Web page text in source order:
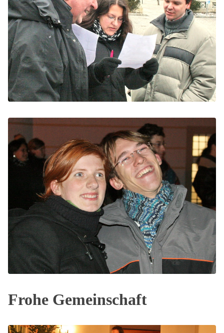
Frohe Gemeinschaft